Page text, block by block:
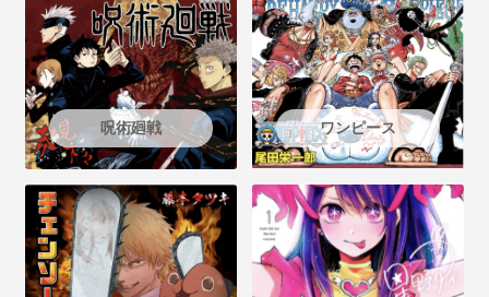
呪術廻戦 ワンピース